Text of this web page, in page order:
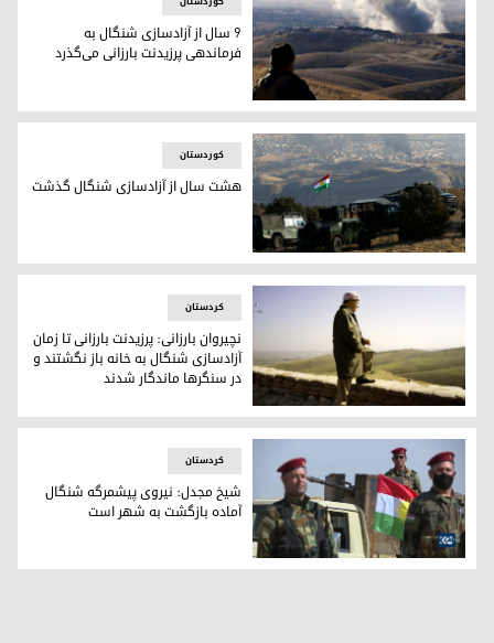
نمایی از شنگال در جریان عملیات آزادسازی
9 سال از آزادسازی شنگال به
فرماندهی پرزیدنت بارزانی می‌گذرد
نیروی پیشمرگ کوردستان تحت فرمان پرزیدنت مسعود بارزانی
کوردستان
هشت سال از آزادسازی شنگال گذشت
پرزیدنت مسعود بارزانی
کردستان
نچیروان بارزانی: پرزیدنت بارزانی تا زمان
آزادسازی شنگال به خانه باز نگشتند و
در سنگرها ماندگار شدند
شیخ مجدل: نیروی پیشمرگه شنگال آماده بازگشت به شهر است
كردستان
شیخ مجدل: نیروی پیشمرگه شنگال
آماده بازگشت به شهر است